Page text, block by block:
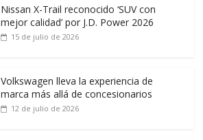
Nissan X-Trail reconocido ‘SUV con
mejor calidad’ por J.D. Power 2026
15 de julio de 2026
Volkswagen lleva la experiencia de
marca más allá de concesionarios
12 de julio de 2026